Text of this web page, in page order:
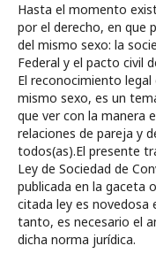
Hasta el momento
por el derecho, en que
del mismo sexo: la
Federal y el pacto civil
El reconocimiento
mismo sexo, es un
que ver con la manera
relaciones de pareja y
todos(as).El presente
Ley de Sociedad de
publicada en la gaceta
citada ley es novedosa
tanto, es necesario el
dicha norma jurídica.